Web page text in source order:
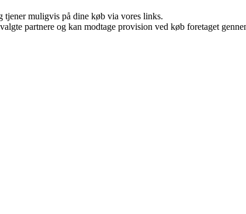
tjener muligvis på dine køb via vores links.
partnere og kan modtage provision ved køb foretaget